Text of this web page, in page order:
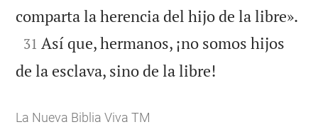
comparta la herencia del hijo de la libre».

31 Así que, hermanos, ¡no somos hijos
de la esclava, sino de la libre!
La Nueva Biblia Viva TM